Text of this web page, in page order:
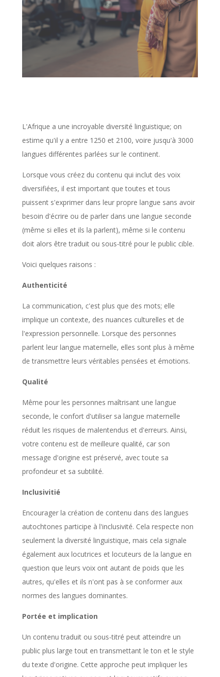
L'Afrique a une incroyable diversité linguistique; on
estime qu'il y a entre 1250 et 2100, voire jusqu'à 3000
langues différentes parlées sur le continent.
Lorsque vous créez du contenu qui inclut des voix
diversifiées, il est important que toutes et tous
puissent s'exprimer dans leur propre langue sans avoir
besoin d'écrire ou de parler dans une langue seconde
(même si elles et ils la parlent), même si le contenu
doit alors être traduit ou sous-titré pour le public cible.
Voici quelques raisons :
Authenticité
La communication, c'est plus que des mots; elle
implique un contexte, des nuances culturelles et de
l'expression personnelle. Lorsque des personnes
parlent leur langue maternelle, elles sont plus à même
de transmettre leurs véritables pensées et émotions.
Qualité
Même pour les personnes maîtrisant une langue
seconde, le confort d'utiliser sa langue maternelle
réduit les risques de malentendus et d'erreurs. Ainsi,
votre contenu est de meilleure qualité, car son
message d'origine est préservé, avec toute sa
profondeur et sa subtilité.
Inclusivitié
Encourager la création de contenu dans des langues
autochtones participe à l'inclusivité. Cela respecte non
seulement la diversité linguistique, mais cela signale
également aux locutrices et locuteurs de la langue en
question que leurs voix ont autant de poids que les
autres, qu'elles et ils n'ont pas à se conformer aux
normes des langues dominantes.
Portée et implication
Un contenu traduit ou sous-titré peut atteindre un
public plus large tout en transmettant le ton et le style
du texte d'origine. Cette approche peut impliquer les